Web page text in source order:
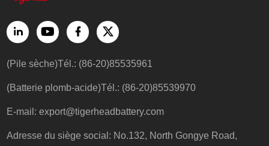
(Pile sèche)Tél.: (86-20)85535961
(Batterie plomb-acide)Tél.: (86-20)85539970
E-mail:export@tigerheadbattery.com
Adresse du siège social: No.132, North Gongye Road,